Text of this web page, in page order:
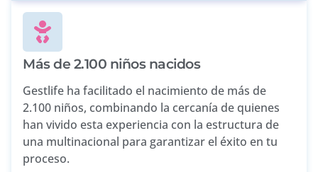
Más de 2.100 niños nacidos
Gestlife ha facilitado el nacimiento de más de
2.100 niños, combinando la cercanía de quienes
han vivido esta experiencia con la estructura de
una multinacional para garantizar el éxito en tu
proceso.